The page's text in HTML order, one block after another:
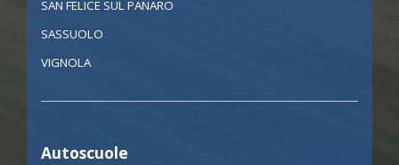
SAN FELICE SUL PANARO
SASSUOLO
VIGNOLA
Autoscuole